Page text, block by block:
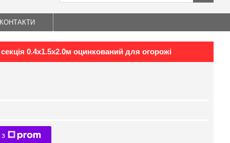
КОНТАКТИ
0.4х1.5х2.0м оцинкований для огорожі